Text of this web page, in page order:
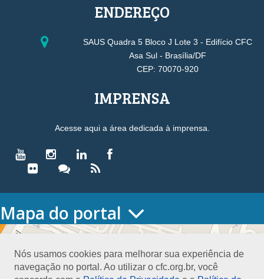
Nós usamos cookies para melhorar sua experiência de
navegação no portal. Ao utilizar o cfc.org.br, você
ENDEREÇO
SAUS Quadra 5 Bloco J Lote 3 - Edifício CFC
Asa Sul - Brasília/DF
CEP: 70070-920
IMPRENSA
Acesse aqui a área dedicada à imprensa.
Mapa do portal
HOME
Conselho Diretor
Nossa Sede